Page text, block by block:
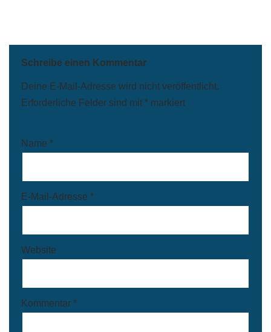
Schreibe einen Kommentar
Deine E-Mail-Adresse wird nicht veröffentlicht.
Erforderliche Felder sind mit * markiert
Name *
E-Mail-Adresse *
Website
Kommentar *